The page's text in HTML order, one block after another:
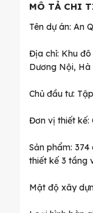
MÔ TẢ CHI
Tên dự án: An
Địa chỉ: Khu
Dương Nội,
Chủ đầu tư:
Đơn vị thiết kế:
Sản phẩm:
thiết kế 3 tầng
Mật độ xây